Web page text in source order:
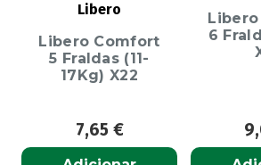
Libero
Libero Comfort
5 Fraldas (11-
17Kg) X22
7,65 €
6